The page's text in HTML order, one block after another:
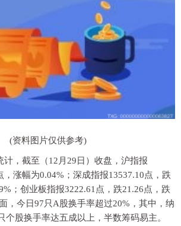
(资料图片仅供参考)
计，截至（12月29日）收盘，沪指报
，涨幅为0.04%；深成指报13537.10点，跌
；创业板指报3222.61点，跌21.26点，跌
，今日97只A股换手率超过20%，其中，纳
个股换手率达五成以上，半数筹码易主。